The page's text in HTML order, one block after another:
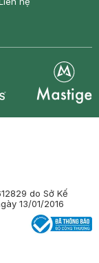
do Sở Kế
13/01/2016